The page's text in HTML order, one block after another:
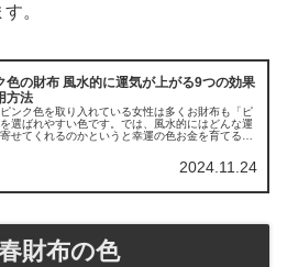
。
色の財布 風水的に運気が上がる9つの効果
方法
ンク色を取り入れている女性は多くお財布も「ピ
選ばれやすい色です。では、風水的にはどんな運
せてくれるのかというと幸運の色お金を育てる美
2024.11.24
財布の色